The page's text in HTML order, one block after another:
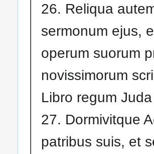
26. Reliqua
sermonum ejus,
operum suorum
novissimorum
Libro regum
27. Dormivitque
patribus suis, et